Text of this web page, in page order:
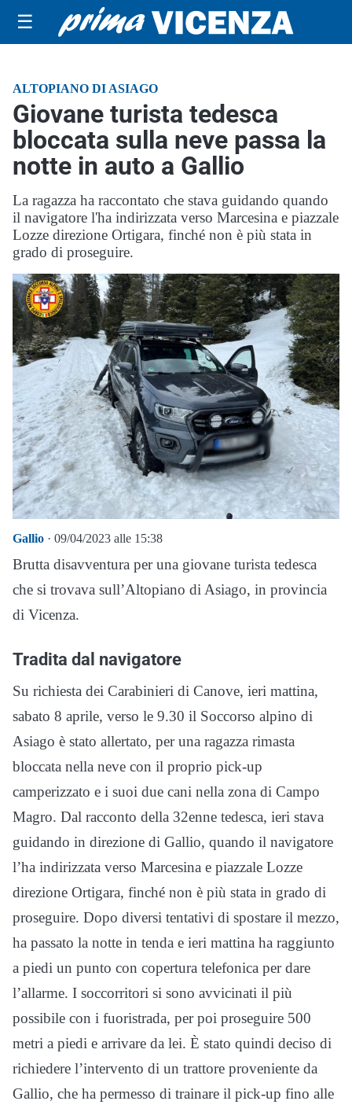
☰
ALTOPIANO DI ASIAGO
Giovane turista tedesca
bloccata sulla neve passa la
notte in auto a Gallio
La ragazza ha raccontato che stava guidando quando
il navigatore l'ha indirizzata verso Marcesina e piazzale
Lozze direzione Ortigara, finché non è più stata in
grado di proseguire.
Gallio · 09/04/2023 alle 15:38
Brutta disavventura per una giovane turista tedesca
che si trovava sull’Altopiano di Asiago, in provincia
di Vicenza.
Tradita dal navigatore
Su richiesta dei Carabinieri di Canove, ieri mattina,
sabato 8 aprile, verso le 9.30 il Soccorso alpino di
Asiago è stato allertato, per una ragazza rimasta
bloccata nella neve con il proprio pick-up
camperizzato e i suoi due cani nella zona di Campo
Magro. Dal racconto della 32enne tedesca, ieri stava
guidando in direzione di Gallio, quando il navigatore
l’ha indirizzata verso Marcesina e piazzale Lozze
direzione Ortigara, finché non è più stata in grado di
proseguire. Dopo diversi tentativi di spostare il mezzo,
ha passato la notte in tenda e ieri mattina ha raggiunto
a piedi un punto con copertura telefonica per dare
l’allarme. I soccorritori si sono avvicinati il più
possibile con i fuoristrada, per poi proseguire 500
metri a piedi e arrivare da lei. È stato quindi deciso di
richiedere l’intervento di un trattore proveniente da
Gallio, che ha permesso di trainare il pick-up fino alle